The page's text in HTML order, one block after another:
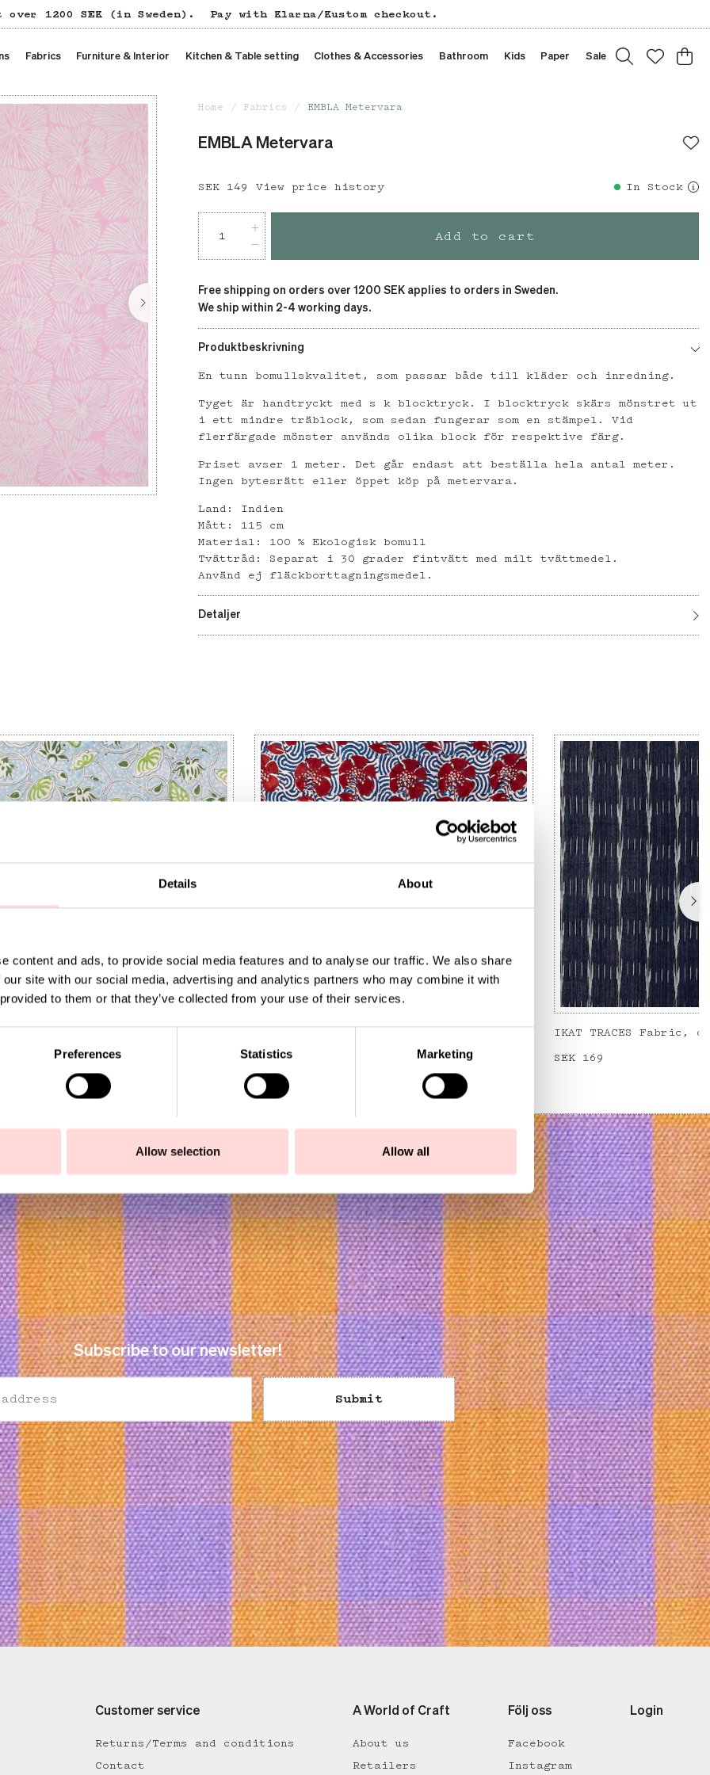
Details About
content and ads, to provide social media features and to analyse our traffic. We also share
site with our social media, advertising and analytics partners who may combine it with
to them or that they’ve collected from your use of their services.
Preferences Statistics Marketing
Allow selection Allow all
1200 SEK (in Sweden). Pay with Klarna/Kustom checkout.
Fabrics Furniture & Interior Kitchen & Table setting Clothes & Accessories Bathroom Kids Paper Sale
Home Fabrics EMBLA Metervara
EMBLA Metervara
Price: SEK 149
SEK 149 View price history In Stock
Add to cart
Free shipping on orders over 1200 SEK applies to orders in Sweden.
We ship within 2-4 working days.
Produktbeskrivning
En tunn bomullskvalitet, som passar både till kläder och inredning.
Tyget är handtryckt med s k blocktryck. I blocktryck skärs mönstret ut
i ett mindre träblock, som sedan fungerar som en stämpel. Vid
flerfärgade mönster används olika block för respektive färg.
Priset avser 1 meter. Det går endast att beställa hela antal meter.
Ingen bytesrätt eller öppet köp på metervara.
Land: Indien
Mått: 115 cm
Material: 100 % Ekologisk bomull
Tvättråd: Separat i 30 grader fintvätt med milt tvättmedel.
Använd ej fläckborttagningsmedel.
Detaljer
SEK 149 Price:
SEK 169
IKAT TRACES Fabric,
Price :
SEK 169
Subscribe to our newsletter!
Submit
Customer service
Returns/Terms and conditions
Contact
A World of Craft
About us
Retailers
Följ oss
Facebook
Instagram
Login